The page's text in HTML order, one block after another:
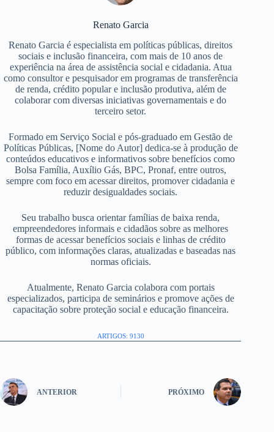
Renato Garcia
Renato Garcia é especialista em políticas públicas, direitos
sociais e inclusão financeira, com mais de 10 anos de
experiência na área de assistência social e cidadania. Atua
como consultor e pesquisador em programas de transferência
de renda, crédito popular e inclusão produtiva, além de
colaborar com diversas iniciativas governamentais e do
terceiro setor.
Formado em Serviço Social e pós-graduado em Gestão de
Políticas Públicas, [Nome do Autor] dedica-se à produção de
conteúdos educativos e informativos sobre benefícios como
Bolsa Família, Auxílio Gás, BPC, Pronaf, entre outros,
sempre com foco em acessar direitos, promover cidadania e
reduzir desigualdades sociais.
Seu trabalho busca orientar famílias de baixa renda,
empreendedores informais e cidadãos sobre as melhores
formas de acessar benefícios sociais e linhas de crédito
público, com informações claras, atualizadas e baseadas nas
normas oficiais.
Atualmente, Renato Garcia colabora com portais
especializados, participa de seminários e promove ações de
capacitação sobre proteção social e educação financeira.
ARTIGOS: 9130
ANTERIOR PRÓXIMO